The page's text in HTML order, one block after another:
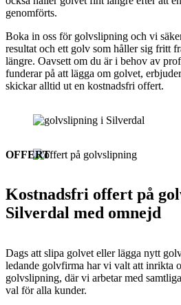
genomförts.
Boka in oss för golvslipning och vi
resultat och ett golv som håller sig fritt
längre. Oavsett om du är i behov av
funderar på att lägga om golvet,
skickar alltid ut en kostnadsfri offert.
Kostnadsfri offert på
Silverdal med omnejd
Dags att slipa golvet eller lägga nytt
ledande golvfirma har vi valt att inrikta
golvslipning, där vi arbetar med
val för alla kunder.
OFFERT